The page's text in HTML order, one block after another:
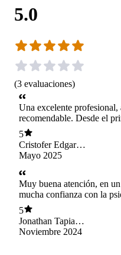
5.0
(3 evaluaciones)
Una excelente profesional,
recomendable. Desde el
transmite cercanía y
escuchar, acompañar y
profunda vocación por lo
se convierte en un espacio
sentirse comprendido y
ritmo. Sin duda, una
humana y profesional
recomendada
5
Cristofer Edgar
Carvajal Garcia
Mayo 2025
Muy buena atención, en
mucha confianza con la
comprende y da las
mejorando en casa sesión y
cada proceso, muy
y creciendo día a día.
5
Jonathan Tapia
Contreras
Noviembre 2024